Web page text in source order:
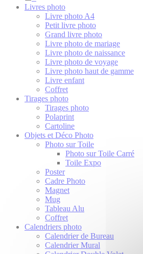
Livres photo
Livre photo A4
Petit livre photo
Grand livre photo
Livre photo de mariage
Livre photo de naissance
Livre photo de voyage
Livre photo haut de gamme
Livre enfant
Coffret
Tirages photo
Tirages photo
Polaprint
Cartoline
Objets et Déco Photo
Photo sur Toile
Photo sur Toile Carré
Toile Expo
Poster
Cadre Photo
Magnet
Mug
Tableau Alu
Coffret
Calendriers photo
Calendrier de Bureau
Calendrier Mural